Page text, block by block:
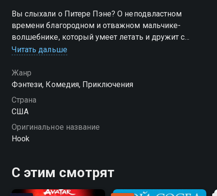
Вы слыхали о Питере Пэне? О неподвластном
времени благородном и отважном мальчике-
волшебнике, который умеет летать и дружит с
феями? Что с ним сейчас? Он всё-таки повзрослел и
Читать дальше
Жанр
Фэнтези, Комедия, Приключения
Страна
США
Оригинальное название
Hook
С этим смотрят